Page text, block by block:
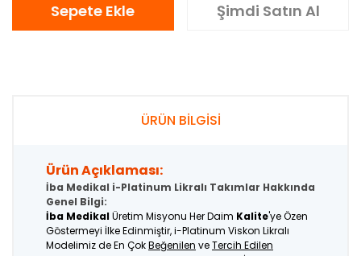
Sepete Ekle Şimdi Satın Al
ÜRÜN BİLGİSİ
Ürün Açıklaması:
İba Medikal i-Platinum Likralı Takımlar Hakkında
Genel Bilgi:
İba MedikalÜretim Misyonu Her Daim Kalite'ye Özen
Göstermeyi İlke Edinmiştir, i-Platinum Viskon Likralı
Modelimiz de En ÇokBeğenilen veTercih Edilen